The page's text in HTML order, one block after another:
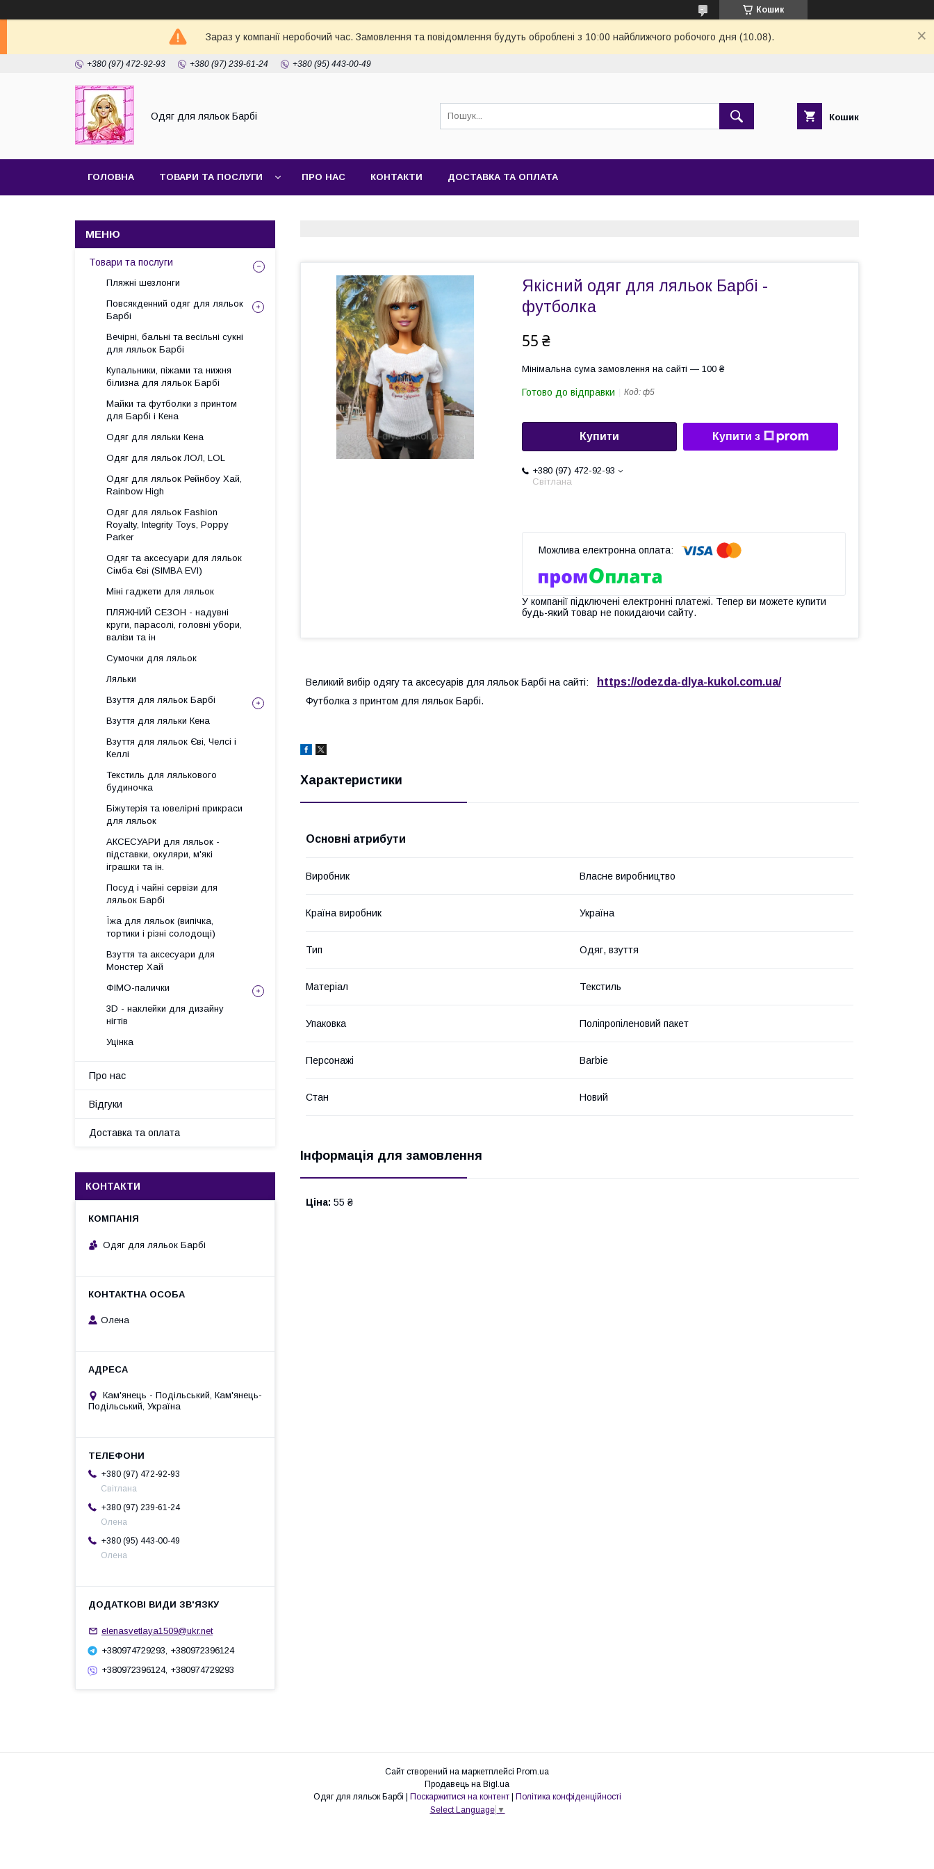
Кошик
Зараз у компанії неробочий час. Замовлення та повідомлення будуть оброблені з 10:00 найближчого робочого дня (10.08).
+380 (97) 472-92-93 +380 (97) 239-61-24 +380 (95) 443-00-49
Одяг для ляльок Барбі Кошик
ГОЛОВНА ТОВАРИ ТА ПОСЛУГИ ПРО НАС КОНТАКТИ ДОСТАВКА ТА ОПЛАТА
Якісний одяг для ляльок Барбі -
футболка
55 ₴
Мінімальна сума замовлення на сайті — 100 ₴
Готово до відправки Код: ф5
Купити Купити з
+380 (97) 472-92-93
Світлана
У компанії підключені електронні платежі. Тепер ви можете купити
будь-який товар не покидаючи сайту.
Великий вибір одягу та аксесуарів для ляльок Барбі на сайті: https://odezda-dlya-kukol.com.ua/
Футболка з принтом для ляльок Барбі.
Характеристики
Основні атрибути
Виробник Власне виробництво
Країна виробник Україна
Тип Одяг, взуття
Матеріал Текстиль
Упаковка Поліпропіленовий пакет
Персонажі Barbie
Стан Новий
Інформація для замовлення
Ціна: 55 ₴
Товари та послуги
Пляжні шезлонги
Повсякденний одяг для ляльок
Барбі
Вечірні, бальні та весільні сукні
для ляльок Барбі
Купальники, піжами та нижня
білизна для ляльок Барбі
Майки та футболки з принтом
для Барбі і Кена
Одяг для ляльки Кена
Одяг для ляльок ЛОЛ, LOL
Одяг для ляльок Рейнбоу Хай,
Rainbow High
Одяг для ляльок Fashion
Royalty, Integrity Toys, Poppy
Parker
Одяг та аксесуари для ляльок
Сімба Єві (SIMBA EVI)
Міні гаджети для ляльок
ПЛЯЖНИЙ СЕЗОН - надувні
круги, парасолі, головні убори,
валізи та ін
Сумочки для ляльок
Ляльки
Взуття для ляльок Барбі
Взуття для ляльки Кена
Взуття для ляльок Єві, Челсі і
Келлі
Текстиль для лялькового
будиночка
Біжутерія та ювелірні прикраси
для ляльок
АКСЕСУАРИ для ляльок -
підставки, окуляри, м'які
іграшки та ін.
Посуд і чайні сервізи для
ляльок Барбі
Їжа для ляльок (випічка,
тортики і різні солодощі)
Взуття та аксесуари для
Монстер Хай
ФІМО-палички
3D - наклейки для дизайну
нігтів
Уцінка
Про нас
Відгуки
Доставка та оплата
КОНТАКТИ
Одяг для ляльок Барбі
Олена
Кам'янець - Подільський, Кам'янець-
Подільський, Україна
+380 (97) 472-92-93
Світлана
+380 (97) 239-61-24
Олена
+380 (95) 443-00-49
Олена
elenasvetlaya1509@ukr.net
+380974729293, +380972396124
+380972396124, +380974729293
Сайт створений на маркетплейсі Prom.ua
Продавець на Bigl.ua
Одяг для ляльок Барбі | Поскаржитися на контент | Політика конфіденційності
Select Language ▼